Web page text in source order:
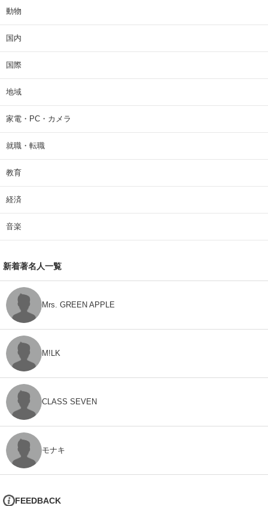
動物
国内
国際
地域
家電・PC・カメラ
就職・転職
教育
経済
音楽
新着著名人一覧
Mrs. GREEN APPLE
M!LK
CLASS SEVEN
モナキ
FEEDBACK